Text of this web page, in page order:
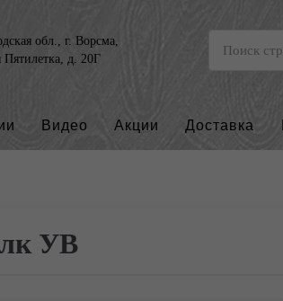
обл., г. Ворсма,
Пятилетка, д. 20Г
Видео Акции Доставка
УВ